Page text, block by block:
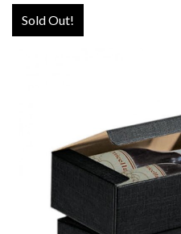
Sold Out!
LUXURY